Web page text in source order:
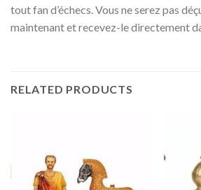
tout fan d’échecs. Vous ne serez pas
maintenant et recevez-le directement
RELATED PRODUCTS